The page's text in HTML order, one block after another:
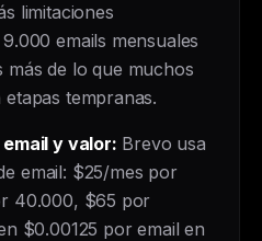
limitaciones
emails mensuales
más de lo que muchos
tempranas.
y valor: Brevo usa
email: $25/mes por
40.000, $65 por
$0.00125 por email en